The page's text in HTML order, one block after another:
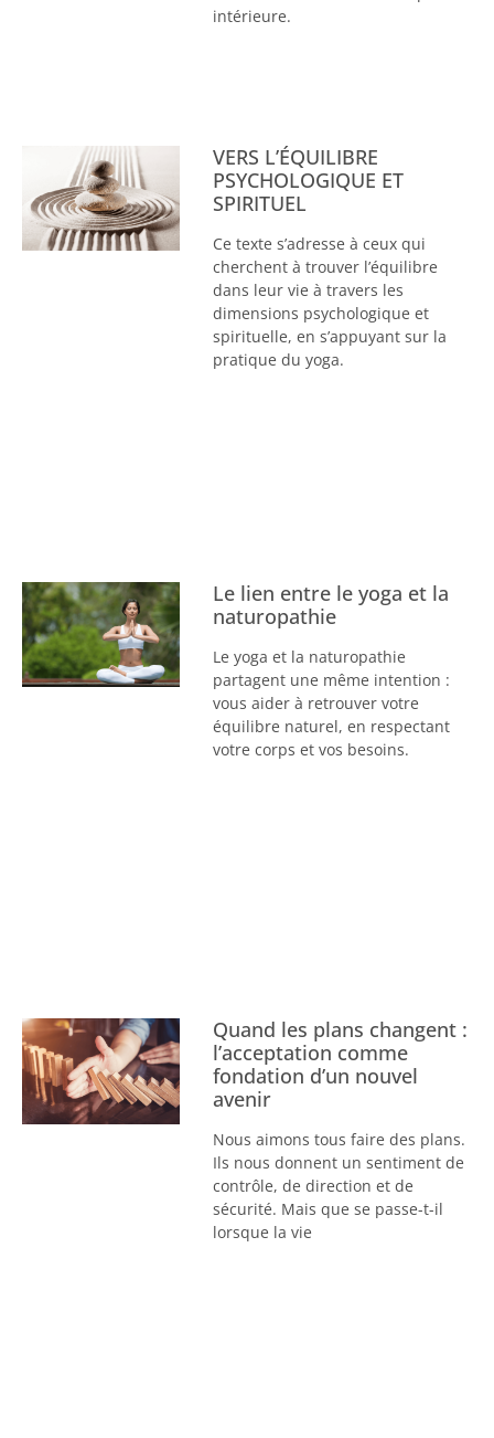
intérieure.
VERS L’ÉQUILIBRE
PSYCHOLOGIQUE ET
SPIRITUEL
Ce texte s’adresse à ceux qui
cherchent à trouver l’équilibre
dans leur vie à travers les
dimensions psychologique et
spirituelle, en s’appuyant sur la
pratique du yoga.
Le lien entre le yoga et la
naturopathie
Le yoga et la naturopathie
partagent une même intention :
vous aider à retrouver votre
équilibre naturel, en respectant
votre corps et vos besoins.
Quand les plans changent :
l’acceptation comme
fondation d’un nouvel
avenir
Nous aimons tous faire des plans.
Ils nous donnent un sentiment de
contrôle, de direction et de
sécurité. Mais que se passe-t-il
lorsque la vie